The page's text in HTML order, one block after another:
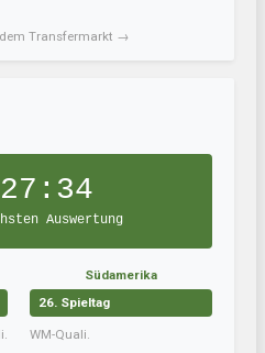
Transfermarkt →
Auswertung
Südamerika
26. Spieltag
WM-Quali.